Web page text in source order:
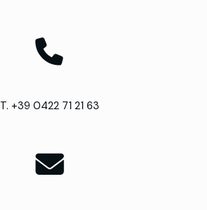
T. +39 0422 71 21 63